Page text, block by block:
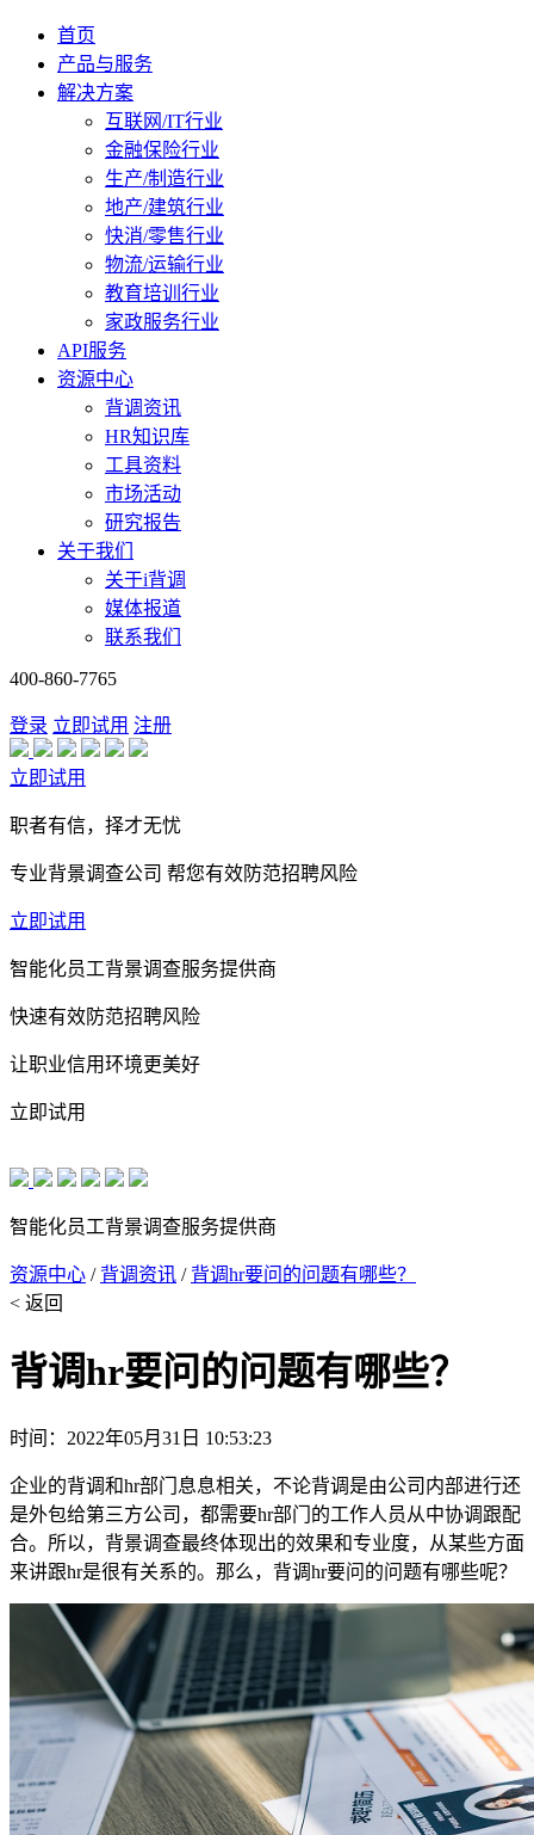
首页
产品与服务
解决方案
互联网/IT行业
金融保险行业
生产/制造行业
地产/建筑行业
快消/零售行业
物流/运输行业
教育培训行业
家政服务行业
API服务
资源中心
背调资讯
HR知识库
工具资料
市场活动
研究报告
关于我们
关于i背调
媒体报道
联系我们
400-860-7765
登录 立即试用 注册
立即试用
职者有信，择才无忧
专业背景调查公司 帮您有效防范招聘风险
立即试用
智能化员工背景调查服务提供商
快速有效防范招聘风险
让职业信用环境更美好
立即试用
智能化员工背景调查服务提供商
资源中心 / 背调资讯 / 背调hr要问的问题有哪些？
< 返回
背调hr要问的问题有哪些？
时间：2022年05月31日 10:53:23
企业的背调和hr部门息息相关，不论背调是由公司内部进行还
是外包给第三方公司，都需要hr部门的工作人员从中协调跟配
合。所以，背景调查最终体现出的效果和专业度，从某些方面
来讲跟hr是很有关系的。那么，背调hr要问的问题有哪些呢？